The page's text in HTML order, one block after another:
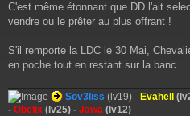
C'est même étonnant que DD l'ait
vendre ou le prêter au plus offrant !
S'il remporte la LDC le 30 Mai,
en poche tout en restant sur la banc.
Sov3liss (lv19) - Evahell
- Obelix (lv25) - Jawa (lv12)